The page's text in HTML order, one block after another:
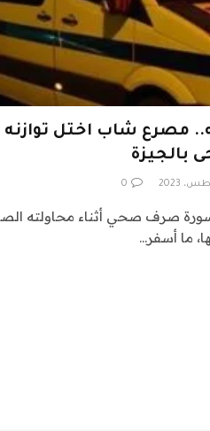
مصرع شاب اختل
0
صرف صحي أثناء محاولته
ما أسفر…